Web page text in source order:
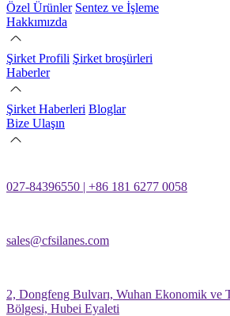
Özel Ürünler Sentez ve İşleme
Hakkımızda
Şirket Profili Şirket broşürleri
Haberler
Şirket Haberleri Bloglar
Bize Ulaşın
027-84396550 | +86 181 6277 0058
sales@cfsilanes.com
2, Dongfeng Bulvarı, Wuhan Ekonomik ve
Bölgesi, Hubei Eyaleti